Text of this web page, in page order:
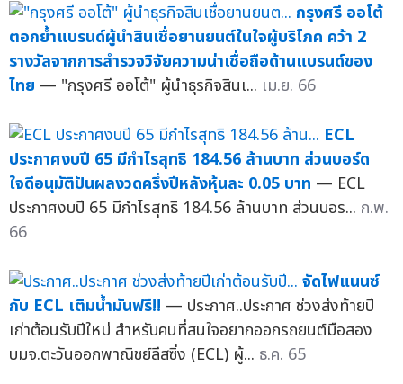
กรุงศรี ออโต้
ตอกย้ำแบรนด์ผู้นำสินเชื่อยานยนต์ในใจผู้บริโภค คว้า 2
รางวัลจากการสำรวจวิจัยความน่าเชื่อถือด้านแบรนด์ของ
ไทย — "กรุงศรี ออโต้" ผู้นำธุรกิจสินเ... เม.ย. 66
ECL
ประกาศงบปี 65 มีกำไรสุทธิ 184.56 ล้านบาท ส่วนบอร์ด
ใจดีอนุมัติปันผลงวดครึ่งปีหลังหุ้นละ 0.05 บาท — ECL
ประกาศงบปี 65 มีกำไรสุทธิ 184.56 ล้านบาท ส่วนบอร... ก.พ.
66
จัดไฟแนนซ์
กับ ECL เติมน้ำมันฟรี!! — ประกาศ..ประกาศ ช่วงส่งท้ายปี
เก่าต้อนรับปีใหม่ สำหรับคนที่สนใจอยากออกรถยนต์มือสอง
บมจ.ตะวันออกพาณิชย์ลีสซิ่ง (ECL) ผู้... ธ.ค. 65